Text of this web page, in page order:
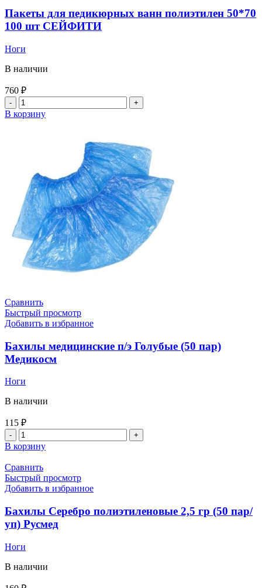
(37-
39)
50
Чистовье
Пакеты для педикюрных ванн полиэтилен 50*70
100 шт СЕЙФИТИ
Ноги
В наличии
760 ₽
Количество
товара
50*70
100
шт
СЕЙФИТИ
В корзину
Сравнить
Быстрый просмотр
Добавить в избранное
Бахилы медицинские п/э Голубые (50 пар)
Медикосм
Ноги
В наличии
115 ₽
Количество
товара
медицинские
п/
э
(50
пар)
Медикосм
В корзину
Сравнить
Быстрый просмотр
Добавить в избранное
Бахилы Серебро полиэтиленовые 2,5 гр (50 пар/
уп) Русмед
Ноги
В наличии